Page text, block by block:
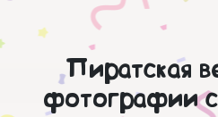
Пиратская
фотографии с